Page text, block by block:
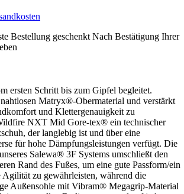
Bestellung geschenkt Nach Bestätigung Ihrer
ersten Schritt bis zum Gipfel begleitet.
Matryx®-Obermaterial und verstärkt
und Klettergenauigkeit zu
NXT Mid Gore-tex® ein technischer
der langlebig ist und über eine
für hohe Dämpfungsleistungen verfügt. Die
Salewa® 3F Systems umschließt den
Rand des Fußes, um eine gute Passform/ein
Agilität zu gewährleisten, während die
Außensohle mit Vibram® Megagrip-Material